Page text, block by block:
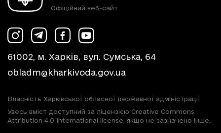
Офіційний веб-сайт
61002, м. Харків, вул. Сумська, 64
obladm@kharkivoda.gov.ua
Власність Харківської обласної державної адміністрації
Увесь вміст доступний за ліцензією Creative Commons
Attribution 4.0 International license, якщо не зазначено інше.